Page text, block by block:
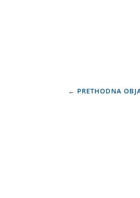
← PRETHODNA